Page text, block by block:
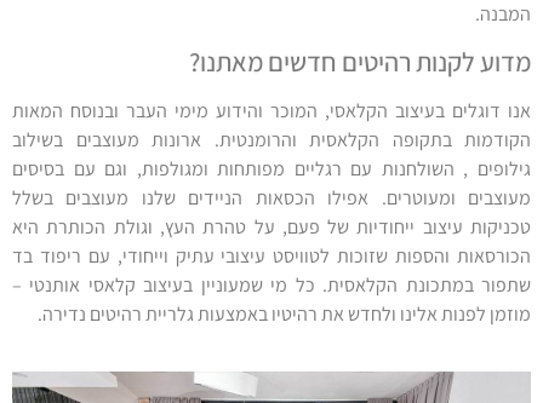
המבנה.
מדוע לקנות רהיטים חדשים מאתנו?
אנו דוגלים בעיצוב הקלאסי, המוכר והידוע מימי העבר ובנוסח המאות
הקודמות בתקופה הקלאסית והרומנטית. ארונות מעוצבים בשילוב
גילופים , השולחנות עם רגליים מפותחות ומגולפות, וגם עם בסיסים
מעוצבים ומעוטרים. אפילו הכסאות הניידים שלנו מעוצבים בשלל
טכניקות עיצוב ייחודיות של פעם, על טהרת העץ, וגולת הכותרת היא
הכורסאות והספות שזוכות לטוויסט עיצובי עתיק וייחודי, עם ריפוד בד
שתפור במתכונת הקלאסית. כל מי שמעוניין בעיצוב קלאסי אותנטי –
מוזמן לפנות אלינו ולחדש את רהיטיו באמצעות גלריית רהיטים נדירה.